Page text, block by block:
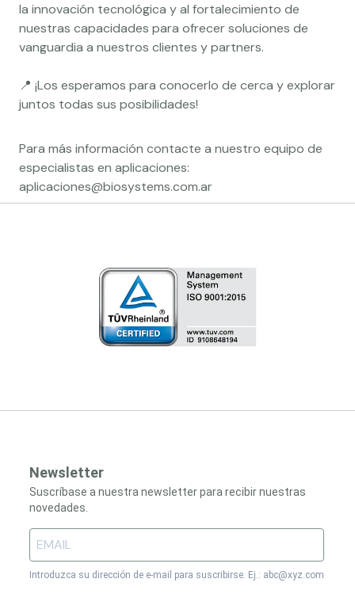
la innovación tecnológica y al fortalecimiento de
nuestras capacidades para ofrecer soluciones de
vanguardia a nuestros clientes y partners.
📍 ¡Los esperamos para conocerlo de cerca y explorar
juntos todas sus posibilidades!
Para más información contacte a nuestro equipo de
especialistas en aplicaciones:
aplicaciones@biosystems.com.ar
Newsletter
Suscríbase a nuestra newsletter para recibir nuestras
novedades.
Introduzca su dirección de e-mail para suscribirse. Ej.: abc@xyz.com